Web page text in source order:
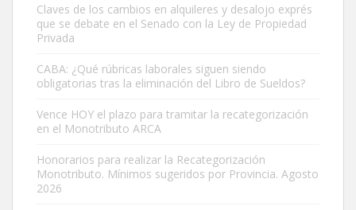
Claves de los cambios en alquileres y desalojo exprés
que se debate en el Senado con la Ley de Propiedad
Privada
CABA: ¿Qué rúbricas laborales siguen siendo
obligatorias tras la eliminación del Libro de Sueldos?
Vence HOY el plazo para tramitar la recategorización
en el Monotributo ARCA
Honorarios para realizar la Recategorización
Monotributo. Mínimos sugeridos por Provincia. Agosto
2026